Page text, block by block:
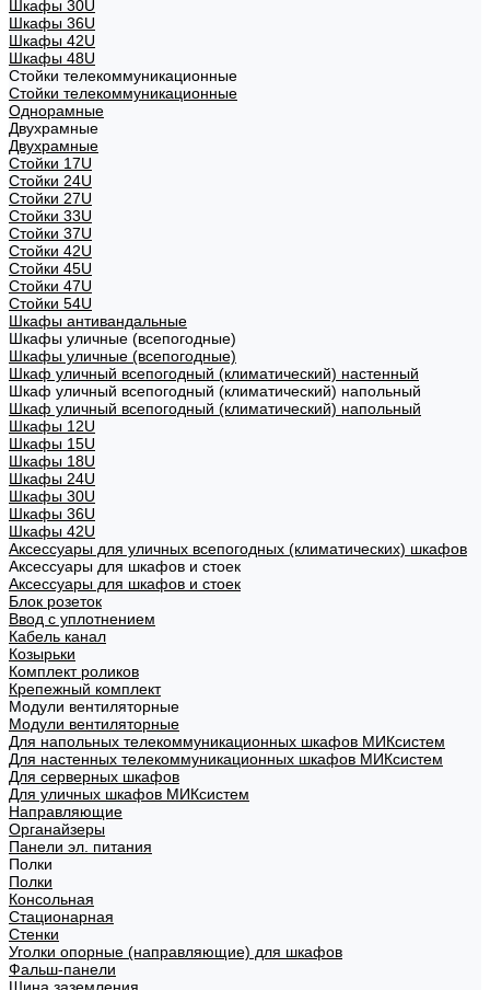
Шкафы 30U
Шкафы 36U
Шкафы 42U
Шкафы 48U
Стойки телекоммуникационные
Стойки телекоммуникационные
Однорамные
Двухрамные
Двухрамные
Стойки 17U
Стойки 24U
Стойки 27U
Стойки 33U
Стойки 37U
Стойки 42U
Стойки 45U
Стойки 47U
Стойки 54U
Шкафы антивандальные
Шкафы уличные (всепогодные)
Шкафы уличные (всепогодные)
Шкаф уличный всепогодный (климатический) настенный
Шкаф уличный всепогодный (климатический) напольный
Шкаф уличный всепогодный (климатический) напольный
Шкафы 12U
Шкафы 15U
Шкафы 18U
Шкафы 24U
Шкафы 30U
Шкафы 36U
Шкафы 42U
Аксессуары для уличных всепогодных (климатических) шкафов
Аксессуары для шкафов и стоек
Аксессуары для шкафов и стоек
Блок розеток
Ввод с уплотнением
Кабель канал
Козырьки
Комплект роликов
Крепежный комплект
Модули вентиляторные
Модули вентиляторные
Для напольных телекоммуникационных шкафов МИКсистем
Для настенных телекоммуникационных шкафов МИКсистем
Для серверных шкафов
Для уличных шкафов МИКсистем
Направляющие
Органайзеры
Панели эл. питания
Полки
Полки
Консольная
Стационарная
Стенки
Уголки опорные (направляющие) для шкафов
Фальш-панели